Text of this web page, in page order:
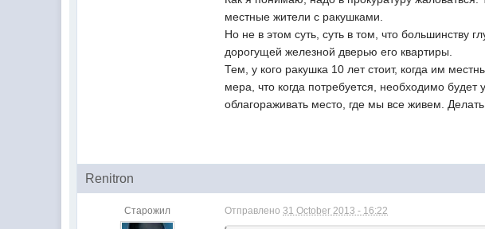
местные жители с ракушками.
Но не в этом суть, суть в том, что большинству
дорогущей железной дверью его квартиры.
Тем, у кого ракушка 10 лет стоит, когда им
мера, что когда потребуется, необходимо
облагораживать место, где мы все живем.
Renitron
Старожил Отправлено31 October 2013 - 16:22